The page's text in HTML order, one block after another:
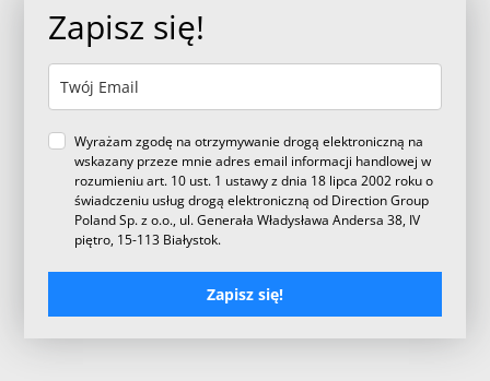
Zapisz się!
Wyrażam zgodę na otrzymywanie drogą elektroniczną na
wskazany przeze mnie adres email informacji handlowej w
rozumieniu art. 10 ust. 1 ustawy z dnia 18 lipca 2002 roku o
świadczeniu usług drogą elektroniczną od Direction Group
Poland Sp. z o.o., ul. Generała Władysława Andersa 38, IV
piętro, 15-113 Białystok.
Zapisz się!